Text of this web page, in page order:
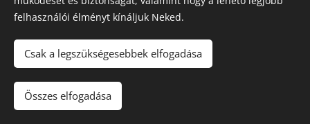
Zsuzsi sarokablakos konyhája
Zsuzsi először egy szabadon álló hűtőt szeretett
volna a konyhájába. Ahogy haladtunk előre a
felhasználói élményt kínáljuk Neked.
Csak a legszükségesebbek elfogadása
Összes elfogadása